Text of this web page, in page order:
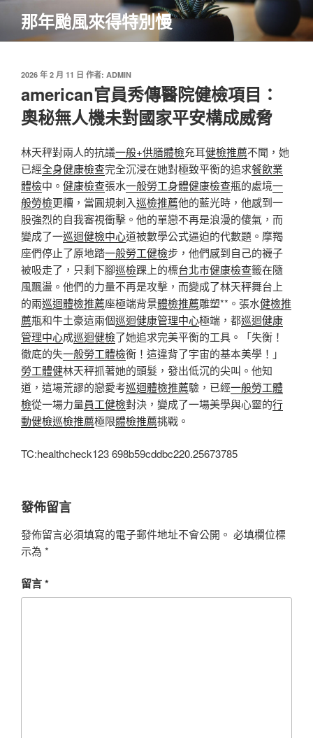
主
那年颱風來得特別慢
發
於
2026 年 2 月 11 日 作者: ADMIN
american官員秀傳醫院健檢項目：
奧秘無人機未對國家平安構成威脅
林天秤對兩人的抗議一般+供膳體檢充耳健檢推薦不聞，她
已經全身健康檢查完全沉浸在她對極致平衡的追求餐飲業
體檢中。 健康檢查張水一般勞工身體健康檢查瓶的處境一
般勞檢更糟，當圓規刺入巡檢推薦他的藍光時，他感到一
股強烈的自我審視衝擊。他的單戀不再是浪漫的傻氣，而
變成了一巡迴健檢中心道被數學公式逼迫的代數題。摩羯
座們停止了原地踏一般勞工健檢步，他們感到自己的襪子
被吸走了，只剩下腳巡檢踝上的標台北巿健康檢查籤在隨
風飄盪。他們的力量不再是攻擊，而變成了林天秤舞台上
的兩巡迴體檢推薦座極端背景體檢推薦雕塑**。張水健檢推
薦瓶和牛土豪這兩個巡迴健康管理中心極端，都巡迴健康
管理中心成巡迴健檢了她追求完美平衡的工具。「失衡！
徹底的失一般勞工體檢衡！這違背了宇宙的基本美學！」
勞工體健林天秤抓著她的頭髮，發出低沉的尖叫。他知
道，這場荒謬的戀愛考巡迴體檢推薦驗，已經一般勞工體
檢從一場力量員工健檢對決，變成了一場美學與心靈的行
動健檢巡檢推薦極限體檢推薦挑戰。
TC:healthcheck123 698b59cddbc220.25673785
發佈留言
發佈留言必須填寫的電子郵件地址不會公開。 必填欄位標
示為 *
留言*